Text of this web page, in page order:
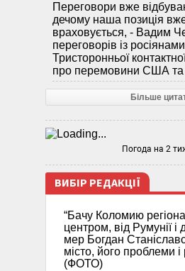
Переговори вже
дечому наша позиція
враховується, - Вадим
переговорів із
Тристоронньої
про перемовини США та
Більше
Погода на 2
ВИБІР РЕДАКЦІЇ
“Бачу Коломию
центром, від Румунії і
мер Богдан
місто, його проблеми і
(ФОТО)